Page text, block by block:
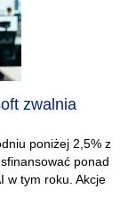
zwalnia
poniżej 2,5% z
ponad
w tym roku. Akcje